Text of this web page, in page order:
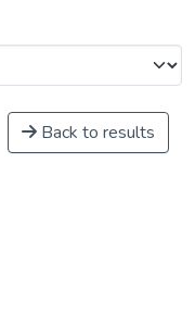
Back to results